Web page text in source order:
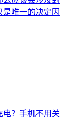
唯一的决定因
电？手机不用关